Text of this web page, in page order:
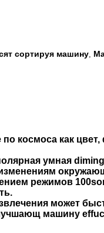
сортируя машину,
космоса как
умная
режимов
может
машину